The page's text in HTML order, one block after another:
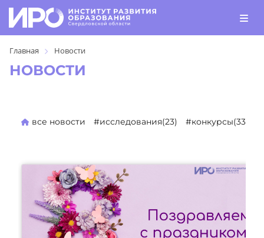
Главная Новости
НОВОСТИ
все новости #исследования(23) #конкурсы(330)